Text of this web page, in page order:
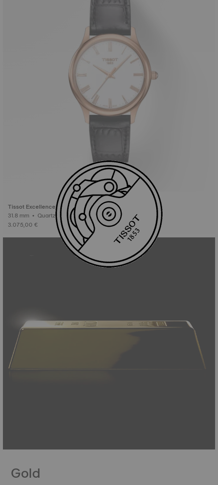
Tissot Excellence 18K Gold 31.8mm
31.8 mm • Quartz • Gold
3.075,00 €
Gold